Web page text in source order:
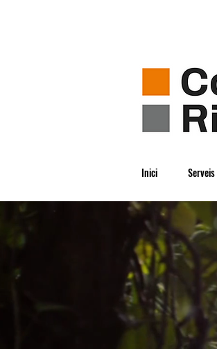
Inici Serveis